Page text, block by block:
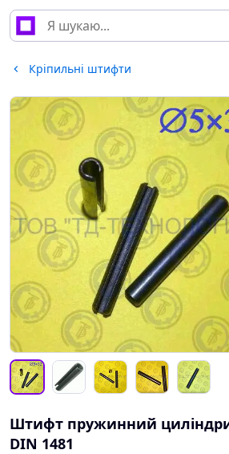
Кріпильні штифти
Штифт пружинний
DIN 1481